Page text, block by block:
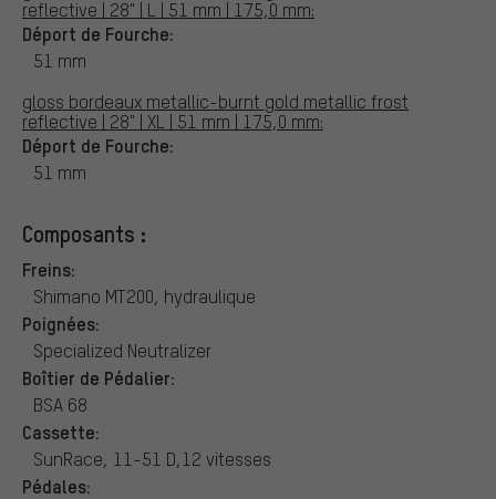
reflective | 28" | L | 51 mm | 175,0 mm:
Déport de Fourche:
51 mm
gloss bordeaux metallic-burnt gold metallic frost
reflective | 28" | XL | 51 mm | 175,0 mm:
Déport de Fourche:
51 mm
Composants :
Freins:
Shimano MT200, hydraulique
Poignées:
Specialized Neutralizer
Boîtier de Pédalier:
BSA 68
Cassette:
SunRace, 11-51 D,12 vitesses
Pédales: